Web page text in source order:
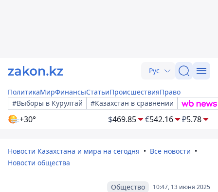
Рус
ПолитикаМирФинансыСтатьиПроисшествияПраво
#Выборы в Курултай
#Казахстан в сравнении
+30° $469.85 €542.16 ₽5.78
Новости Казахстана и мира на сегодня
Все новости
Новости общества
10:47, 13 июня 2025
Общество